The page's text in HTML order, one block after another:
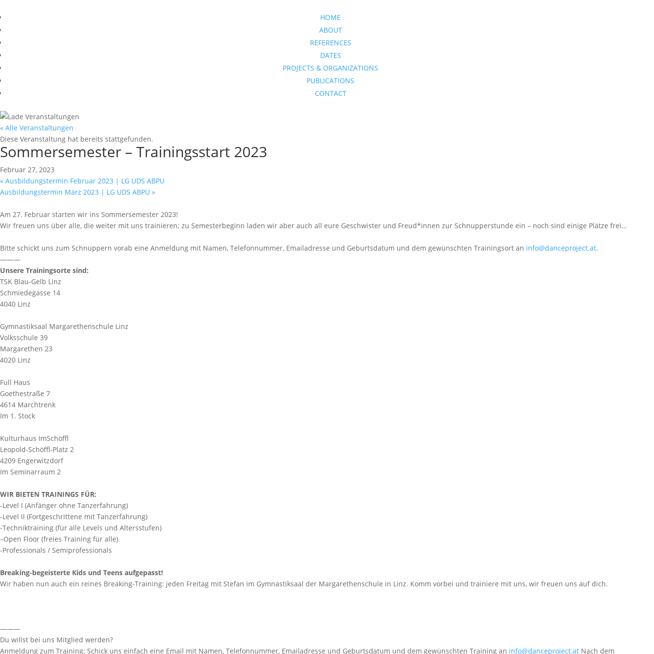
HOME
ABOUT
REFERENCES
DATES
PROJECTS & ORGANIZATIONS
PUBLICATIONS
CONTACT
« Alle Veranstaltungen
Diese Veranstaltung hat bereits stattgefunden.
Sommersemester – Trainingsstart 2023
Februar 27, 2023
« Ausbildungstermin Februar 2023 | LG UDS ABPU
Ausbildungstermin März 2023 | LG UDS ABPU »
Am 27. Februar starten wir ins Sommersemester 2023!
Wir freuen uns über alle, die weiter mit uns trainieren; zu Semesterbeginn laden wir aber auch all eure Geschwister und Freud*innen zur Schnupperstunde ein – noch sind einige Plätze frei…
Bitte schickt uns zum Schnuppern vorab eine Anmeldung mit Namen, Telefonnummer, Emailadresse und Geburtsdatum und dem gewünschten Trainingsort an info@danceproject.at.
———
Unsere Trainingsorte sind:
TSK Blau-Gelb Linz
Schmiedegasse 14
4040 Linz
Gymnastiksaal Margarethenschule Linz
Volksschule 39
Margarethen 23
4020 Linz
Full Haus
Goethestraße 7
4614 Marchtrenk
Im 1. Stock
Kulturhaus ImSchöffl
Leopold-Schöffl-Platz 2
4209 Engerwitzdorf
Im Seminarraum 2
WIR BIETEN TRAININGS FÜR:
-Level I (Anfänger ohne Tanzerfahrung)
-Level II (Fortgeschrittene mit Tanzerfahrung)
-Techniktraining (für alle Levels und Altersstufen)
–Open Floor (freies Training für alle)
-Professionals / Semiprofessionals
Breaking-begeisterte Kids und Teens aufgepasst!
Wir haben nun auch ein reines Breaking-Training: jeden Freitag mit Stefan im Gymnastiksaal der Margarethenschule in Linz. Komm vorbei und trainiere mit uns, wir freuen uns auf dich.
———
Du willst bei uns Mitglied werden?
Anmeldung zum Training: Schick uns einfach eine Email mit Namen, Telefonnummer, Emailadresse und Geburtsdatum und dem gewünschten Training an info@danceproject.at Nach dem